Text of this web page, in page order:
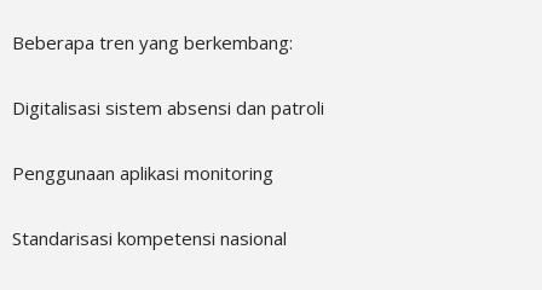
Beberapa tren yang berkembang:
Digitalisasi sistem absensi dan patroli
Penggunaan aplikasi monitoring
Standarisasi kompetensi nasional